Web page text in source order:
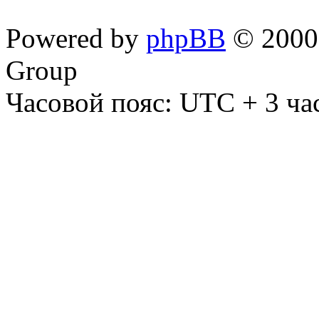
Powered by phpBB ©
Group
Часовой пояс: UTC + 3